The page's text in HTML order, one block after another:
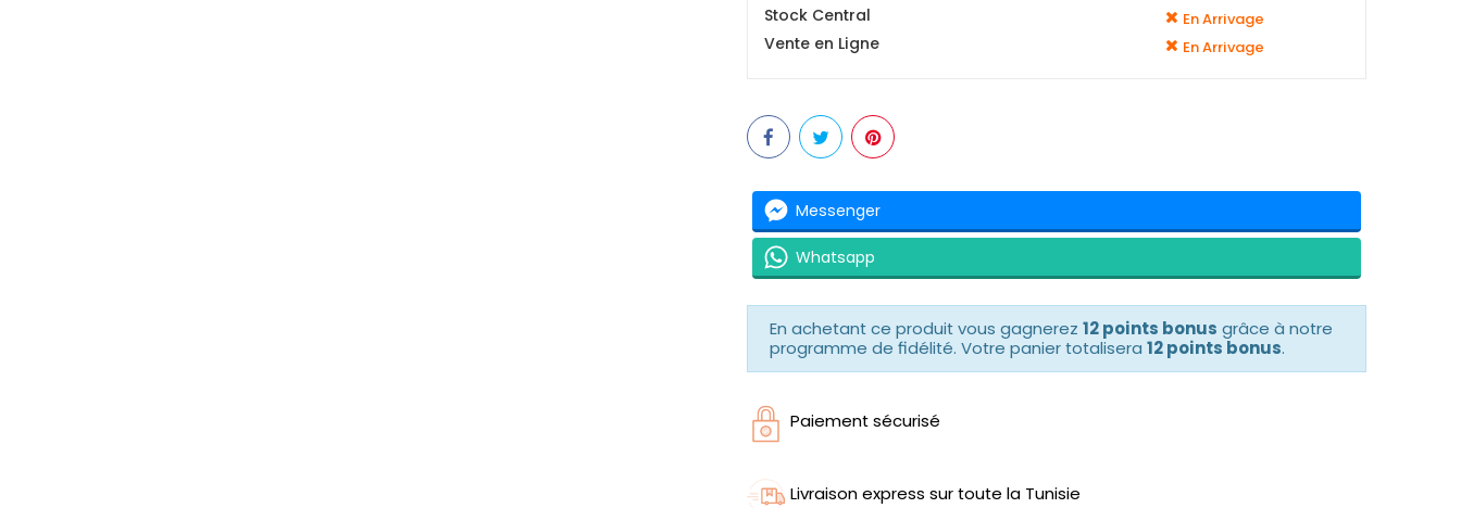
Stock Central En Arrivage
Vente en Ligne En Arrivage
Messenger
Whatsapp
En achetant ce produit vous gagnerez 12 points bonus grâce à notre
programme de fidélité. Votre panier totalisera 12 points bonus.
Paiement sécurisé
Livraison express sur toute la Tunisie